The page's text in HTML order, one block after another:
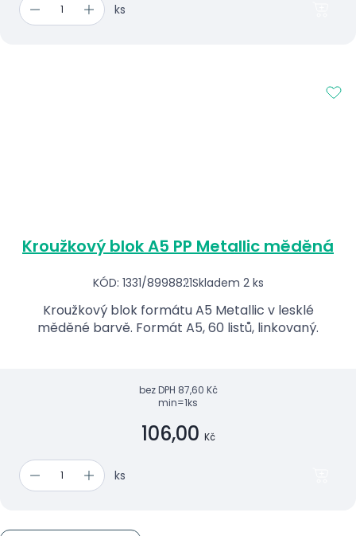
ks
Kroužkový blok A5 PP Metallic měděná
KÓD: 1331/8998821Skladem 2 ks
Kroužkový blok formátu A5 Metallic v lesklé
měděné barvě. Formát A5, 60 listů, linkovaný.
bez DPH 87,60 Kč
min=1ks
106,00 Kč
ks